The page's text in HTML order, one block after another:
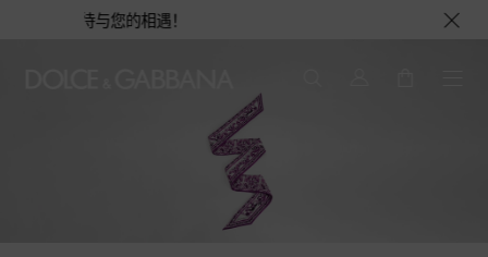
期待与您的相遇！